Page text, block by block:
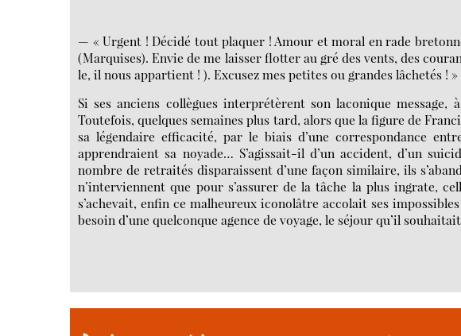
— « Urgent ! Décidé tout plaquer ! Amour et moral en rade
(Marquises). Envie de me laisser flotter au gré des vents, des
le, il nous appartient ! ). Excusez mes petites ou grandes lâchetés ! »
Si ses anciens collègues interprétèrent son laconique
Toutefois, quelques semaines plus tard, alors que la figure de
sa légendaire efficacité, par le biais d’une correspondance
apprendraient sa noyade… S’agissait-il d’un accident, d’un
nombre de retraités disparaissent d’une façon similaire, ils
n’interviennent que pour s’assurer de la tâche la plus ingrate,
s’achevait, enfin ce malheureux iconolâtre accolait ses
besoin d’une quelconque agence de voyage, le séjour qu’il